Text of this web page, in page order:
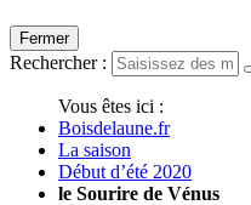
Fermer
Rechercher :
Vous êtes ici :
Boisdelaune.fr
La saison
Début d’été 2020
le Sourire de Vénus